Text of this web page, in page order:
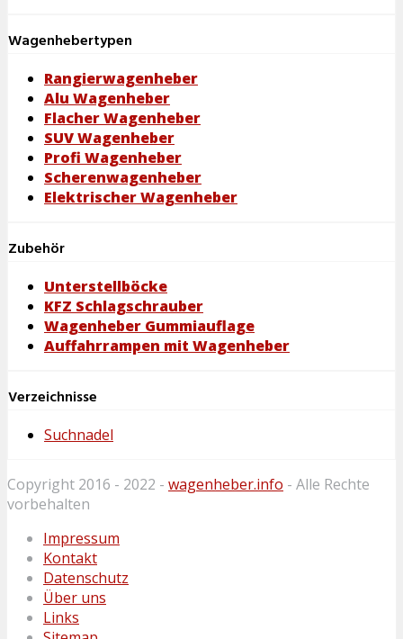
Wagenhebertypen
Rangierwagenheber
Alu Wagenheber
Flacher Wagenheber
SUV Wagenheber
Profi Wagenheber
Scherenwagenheber
Elektrischer Wagenheber
Zubehör
Unterstellböcke
KFZ Schlagschrauber
Wagenheber Gummiauflage
Auffahrrampen mit Wagenheber
Verzeichnisse
Suchnadel
Copyright 2016 - 2022 - wagenheber.info - Alle Rechte
vorbehalten
Impressum
Kontakt
Datenschutz
Über uns
Links